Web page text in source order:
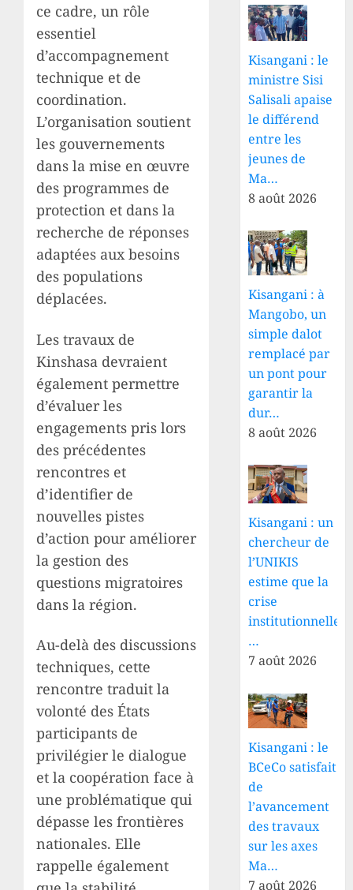
ce cadre, un rôle
essentiel
d’accompagnement
technique et de
coordination.
L’organisation soutient
les gouvernements
dans la mise en œuvre
des programmes de
protection et dans la
recherche de réponses
adaptées aux besoins
des populations
déplacées.
Les travaux de
Kinshasa devraient
également permettre
d’évaluer les
engagements pris lors
des précédentes
rencontres et
d’identifier de
nouvelles pistes
d’action pour améliorer
la gestion des
questions migratoires
dans la région.
Au-delà des discussions
techniques, cette
rencontre traduit la
volonté des États
participants de
privilégier le dialogue
et la coopération face à
une problématique qui
dépasse les frontières
nationales. Elle
rappelle également
Kisangani : le
ministre Sisi
Salisali apaise
le différend
entre les
jeunes de
Ma…
8 août 2026
Kisangani : à
Mangobo, un
simple dalot
remplacé par
un pont pour
garantir la
dur…
8 août 2026
Kisangani : un
chercheur de
l’UNIKIS
estime que la
crise
institutionnelle
…
7 août 2026
Kisangani : le
BCeCo satisfait
de
l’avancement
des travaux
sur les axes
Ma…
7 août 2026